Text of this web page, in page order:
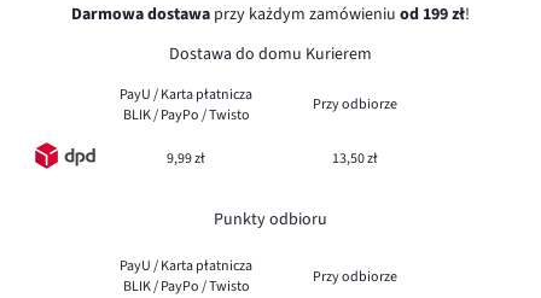
Darmowa dostawa przy każdym zamówieniu od 199 zł!
Dostawa do domu Kurierem
PayU / Karta płatnicza
BLIK / PayPo / Twisto
Przy odbiorze
9,99 zł 13,50 zł
Punkty odbioru
PayU / Karta płatnicza
BLIK / PayPo / Twisto
Przy odbiorze